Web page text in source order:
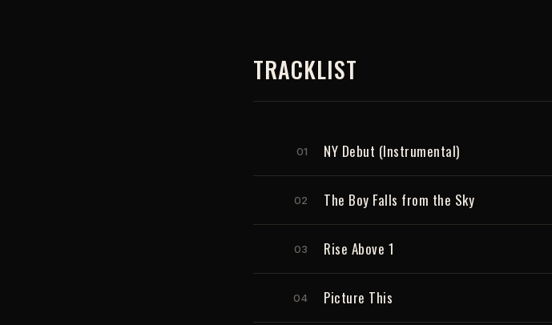
TRACKLIST
01 NY Debut (Instrumental)
02 The Boy Falls from the Sky
03 Rise Above 1
04 Picture This